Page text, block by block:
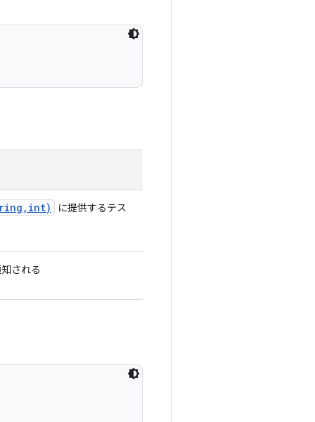
, int)
に提供するテス
される